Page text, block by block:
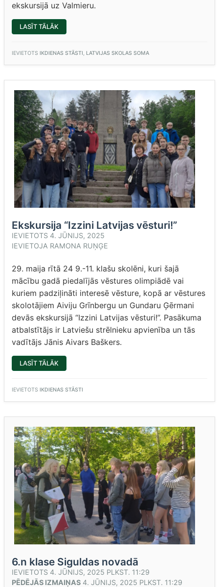
ekskursijā uz Valmieru.
LASĪT TĀLĀK
UN
IEVIETOTS IKDIENAS STĀSTI, LATVIJAS SKOLAS SOMA
Ekskursija “Izzini Latvijas vēsturi!”
IEVIETOTS 4. JŪNIJS, 2025
IEVIETOJA RAMONA RUŅĢE
29. maija rītā 24 9.-11. klašu skolēni, kuri šajā
mācību gadā piedalījās vēstures olimpiādē vai
kuriem padziļināti interesē vēsture, kopā ar vēstures
skolotājiem Aiviju Grīnbergu un Gundaru Ģērmani
devās ekskursijā “Izzini Latvijas vēsturi!”. Pasākuma
atbalstītājs ir Latviešu strēlnieku apvienība un tās
vadītājs Jānis Aivars Baškers.
LASĪT TĀLĀK
“IZZINI
IEVIETOTS IKDIENAS STĀSTI
6.n klase Siguldas novadā
IEVIETOTS 4. JŪNIJS, 2025 PLKST. 11:29
PĒDĒJĀS IZMAIŅAS 4. JŪNIJS, 2025 PLKST. 11:29